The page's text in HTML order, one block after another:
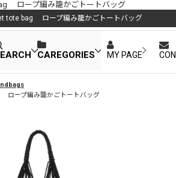
ロープ編み籠かごトートバッグ
tote bag ロープ編み籠かごトートバッグ
CAREGORIES MY PAGE
ロープ編み籠かごトートバッグ